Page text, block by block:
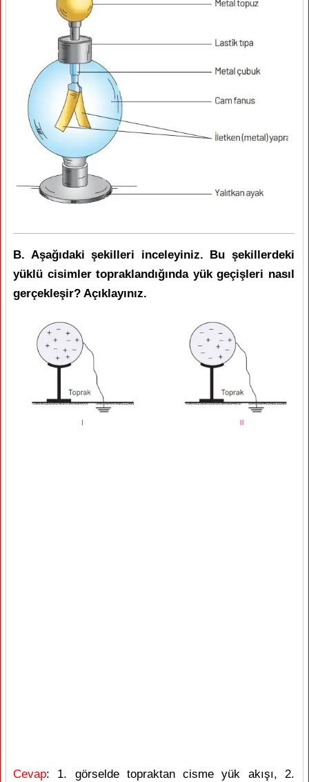
B. Aşağıdaki şekilleri inceleyiniz. Bu şekillerdeki
yüklü cisimler topraklandığında yük geçişleri nasıl
gerçekleşir? Açıklayınız.
Cevap: 1. görselde topraktan cisme yük akışı, 2.